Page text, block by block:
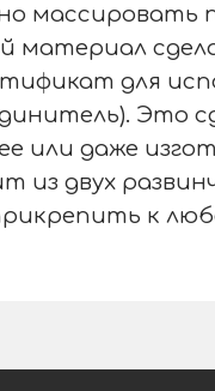
массировать
материал
для
Это
или даже
двух
к